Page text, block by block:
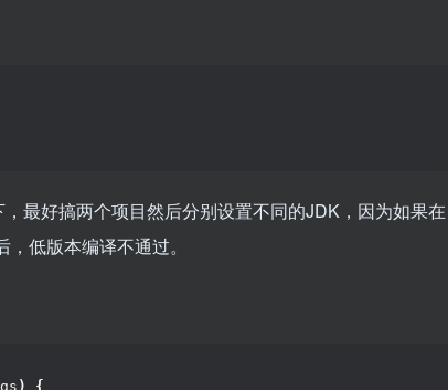
最好搞两个项目然后分别设置不同的JDK，因为如果在
低版本编译不通过。
) {